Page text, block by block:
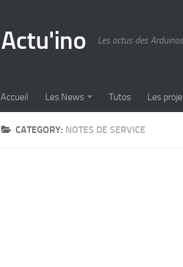
Actu'ino Les actus des
Accueil Les News Tutos Les
CATEGORY: NOTES DE SERVICE